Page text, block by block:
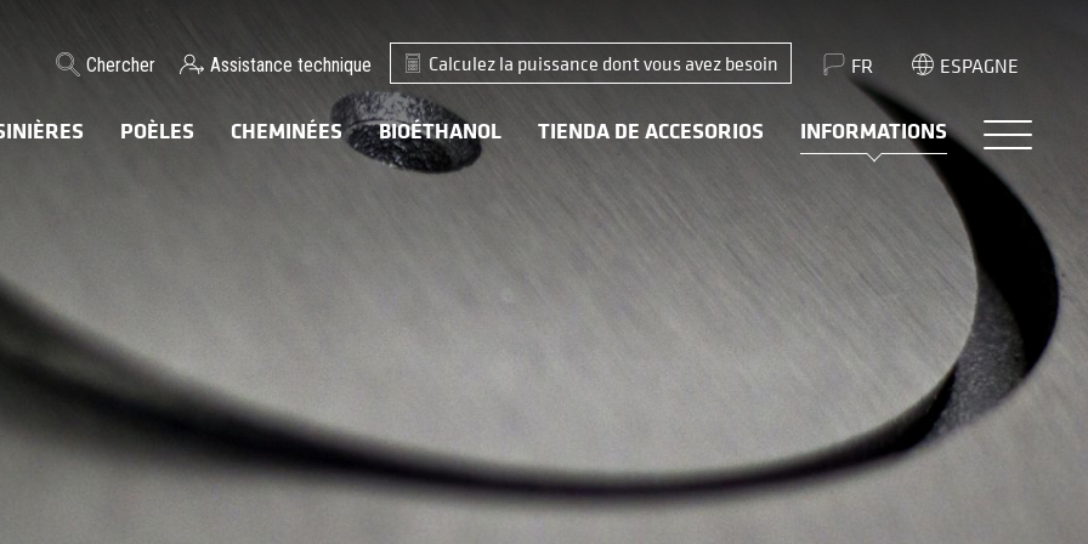
Chercher Assistance technique Calculez la puissance dont vous avez besoin FR ESPAGNE
POÈLES CHEMINÉES BIOÉTHANOL TIENDA DE ACCESORIOS INFORMATIONS